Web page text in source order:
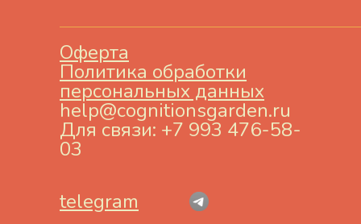
Оферта
Политика обработки
персональных данных
help@cognitionsgarden.ru
Для связи: +7 993 476-58-
03
telegram